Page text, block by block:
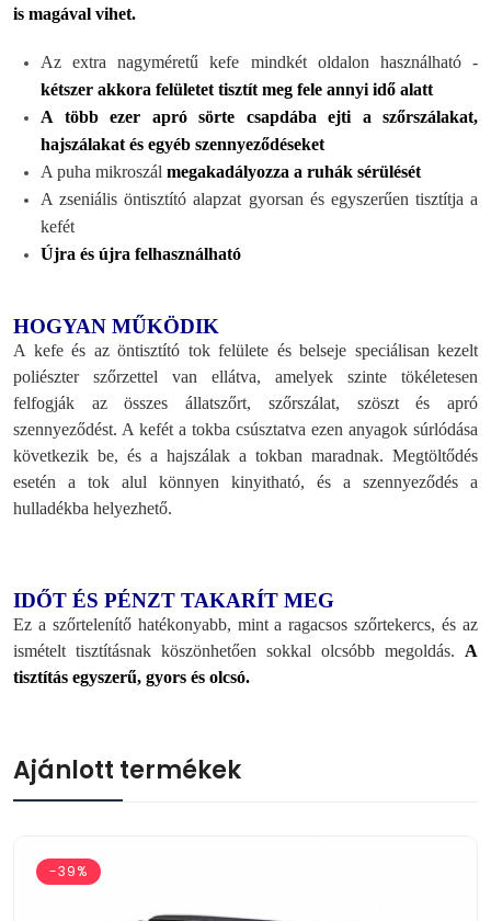
is magával vihet.
Az extra nagyméretű kefe mindkét oldalon használható -
kétszer akkora felületet tisztít meg fele annyi idő alatt
A több ezer apró sörte csapdába ejti a szőrszálakat,
hajszálakat és egyéb szennyeződéseket
A puha mikroszál megakadályozza a ruhák sérülését
A zseniális öntisztító alapzat gyorsan és egyszerűen tisztítja a
kefét
Újra és újra felhasználható
HOGYAN MŰKÖDIK
A kefe és az öntisztító tok felülete és belseje speciálisan kezelt
poliészter szőrzettel van ellátva, amelyek szinte tökéletesen
felfogják az összes állatszőrt, szőrszálat, szöszt és apró
szennyeződést. A kefét a tokba csúsztatva ezen anyagok súrlódása
következik be, és a hajszálak a tokban maradnak. Megtöltődés
esetén a tok alul könnyen kinyitható, és a szennyeződés a
hulladékba helyezhető.
IDŐT ÉS PÉNZT TAKARÍT MEG
Ez a szőrtelenítő hatékonyabb, mint a ragacsos szőrtekercs, és az
ismételt tisztításnak köszönhetően sokkal olcsóbb megoldás. A
tisztítás egyszerű, gyors és olcsó.
Ajánlott termékek
-39%